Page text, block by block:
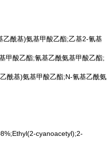
乙酰基)氨基甲酸乙酯;乙基2-氰基
甲酸乙酯;氰基乙酰氨基甲酸乙酯;
酰基)氨基甲酸乙酯;N-氰基乙酰氨
cyanoacetyl);2-